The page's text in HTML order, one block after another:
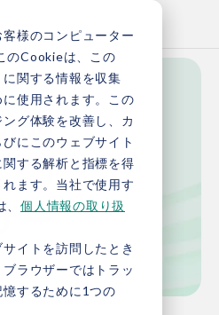
様のコンピューター
のCookieは、この
関する情報を収集
使用されます。この
グ体験を改善し、カ
にこのウェブサイト
する解析と指標を得
ます。当社で使用す
個人情報の取り扱
イトを訪問したとき
ラウザーではトラッ
するために1つの
ドバイ
ー